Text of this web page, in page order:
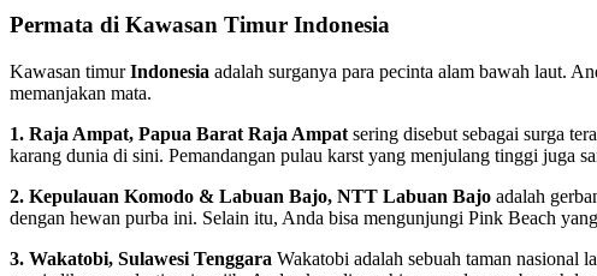
Permata di Kawasan Timur Indonesia
Kawasan timurIndonesia adalah surganya para pecinta alam bawah laut.
memanjakan mata.
1. Raja Ampat, Papua Barat Raja Ampat sering disebut sebagai surga
karang dunia di sini. Pemandangan pulau karst yang menjulang tinggi juga
2. Kepulauan Komodo & Labuan Bajo, NTT Labuan Bajo adalah
dengan hewan purba ini. Selain itu, Anda bisa mengunjungi Pink Beach
3. Wakatobi, Sulawesi Tenggara Wakatobi adalah sebuah taman nasional